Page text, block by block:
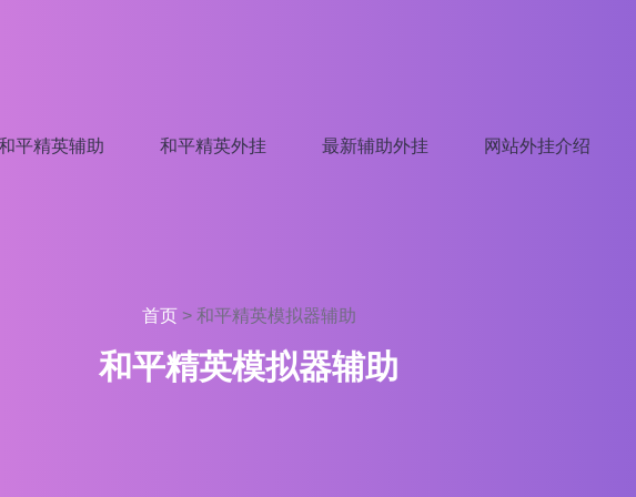
平精英辅助 和平精英外挂 最新辅助外挂 网站外挂介绍
首页 > 和平精英模拟器辅助
和平精英模拟器辅助